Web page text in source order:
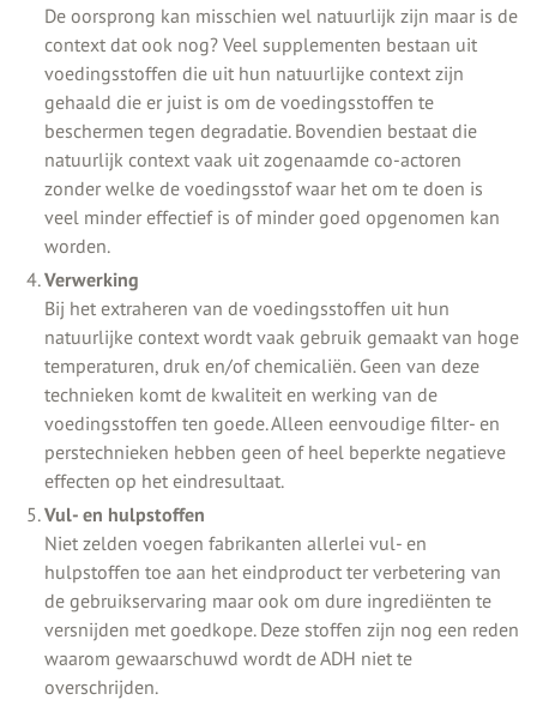
De oorsprong kan misschien wel natuurlijk zijn maar is de
context dat ook nog? Veel supplementen bestaan uit
voedingsstoffen die uit hun natuurlijke context zijn
gehaald die er juist is om de voedingsstoffen te
beschermen tegen degradatie. Bovendien bestaat die
natuurlijk context vaak uit zogenaamde co-actoren
zonder welke de voedingsstof waar het om te doen is
veel minder effectief is of minder goed opgenomen kan
worden.
Verwerking
Bij het extraheren van de voedingsstoffen uit hun
natuurlijke context wordt vaak gebruik gemaakt van hoge
temperaturen, druk en/of chemicaliën. Geen van deze
technieken komt de kwaliteit en werking van de
voedingsstoffen ten goede. Alleen eenvoudige filter- en
perstechnieken hebben geen of heel beperkte negatieve
effecten op het eindresultaat.
Vul- en hulpstoffen
Niet zelden voegen fabrikanten allerlei vul- en
hulpstoffen toe aan het eindproduct ter verbetering van
de gebruikservaring maar ook om dure ingrediënten te
versnijden met goedkope. Deze stoffen zijn nog een reden
waarom gewaarschuwd wordt de ADH niet te
overschrijden.